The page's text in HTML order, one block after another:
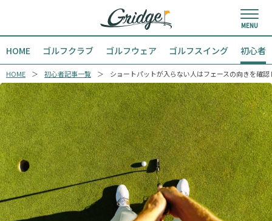
HOME ゴルフクラブ ゴルフウェア ゴルフスイング 初心者
HOME 初心者記事一覧 ショートパットが入らない人はフェースの向きを確認